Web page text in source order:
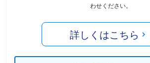
わせください。
詳しくはこちら